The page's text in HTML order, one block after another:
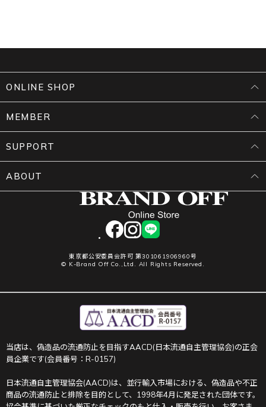
facebookinstagram
LINE
東京都公安委員会許可 第301061906960号
© K-Brand Off Co.,Ltd. All Rights Reserved.
ONLINE SHOP
MEMBER
SUPPORT
ABOUT
当店は、偽造品の流通防止を目指すAACD(日本流通自主管理協会)の正会
員企業です(会員番号：R-0157)
日本流通自主管理協会(AACD)は、並行輸入市場における、偽造品や不正
商品の流通防止と排除を目的として、1998年4月に発足された団体です。